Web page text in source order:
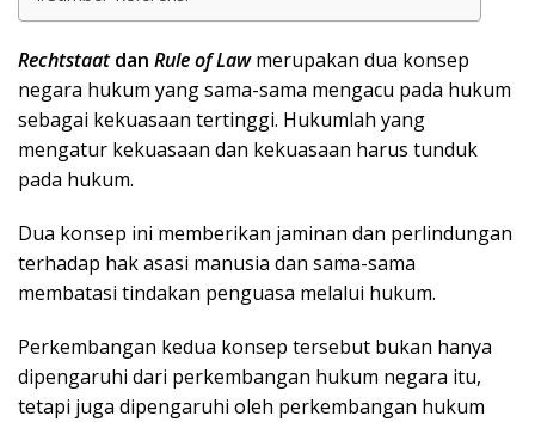
Rechtstaatdan Rule of Lawmerupakan dua konsep
negara hukum yang sama-sama mengacu pada hukum
sebagai kekuasaan tertinggi. Hukumlah yang
mengatur kekuasaan dan kekuasaan harus tunduk
pada hukum.
Dua konsep ini memberikan jaminan dan perlindungan
terhadap hak asasi manusia dan sama-sama
membatasi tindakan penguasa melalui hukum.
Perkembangan kedua konsep tersebut bukan hanya
dipengaruhi dari perkembangan hukum negara itu,
tetapi juga dipengaruhi oleh perkembangan hukum